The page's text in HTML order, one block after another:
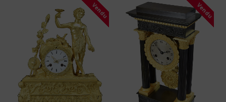
Vendu Vendu